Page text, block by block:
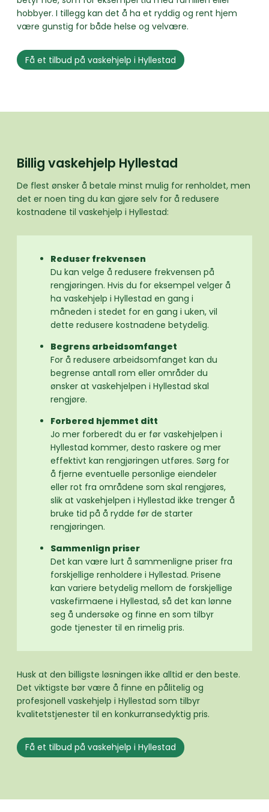
hobbyer. I tillegg kan det å ha et ryddig og rent hjem
være gunstig for både helse og velvære.
Få et tilbud på vaskehjelp i Hyllestad
Billig vaskehjelp Hyllestad
De flest ønsker å betale minst mulig for renholdet, men
det er noen ting du kan gjøre selv for å redusere
kostnadene til vaskehjelp i Hyllestad:
Reduser frekvensen
Du kan velge å redusere frekvensen på
rengjøringen. Hvis du for eksempel velger å
ha vaskehjelp i Hyllestad en gang i
måneden i stedet for en gang i uken, vil
dette redusere kostnadene betydelig.
Begrens arbeidsomfanget
For å redusere arbeidsomfanget kan du
begrense antall rom eller områder du
ønsker at vaskehjelpen i Hyllestad skal
rengjøre.
Forbered hjemmet ditt
Jo mer forberedt du er før vaskehjelpen i
Hyllestad kommer, desto raskere og mer
effektivt kan rengjøringen utføres. Sørg for
å fjerne eventuelle personlige eiendeler
eller rot fra områdene som skal rengjøres,
slik at vaskehjelpen i Hyllestad ikke trenger å
bruke tid på å rydde før de starter
rengjøringen.
Sammenlign priser
Det kan være lurt å sammenligne priser fra
forskjellige renholdere i Hyllestad. Prisene
kan variere betydelig mellom de forskjellige
vaskefirmaene i Hyllestad, så det kan lønne
seg å undersøke og finne en som tilbyr
gode tjenester til en rimelig pris.
Husk at den billigste løsningen ikke alltid er den beste.
Det viktigste bør være å finne en pålitelig og
profesjonell vaskehjelp i Hyllestad som tilbyr
kvalitetstjenester til en konkurransedyktig pris.
Få et tilbud på vaskehjelp i Hyllestad